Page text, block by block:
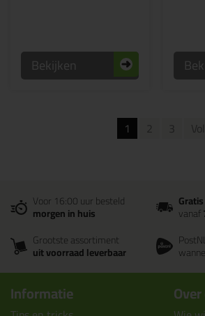
Bekijken
1 2 3
Voor 16:00 uur besteld
morgen in huis
Gratis
vanaf
Grootste assortiment
uit voorraad leverbaar
Informatie